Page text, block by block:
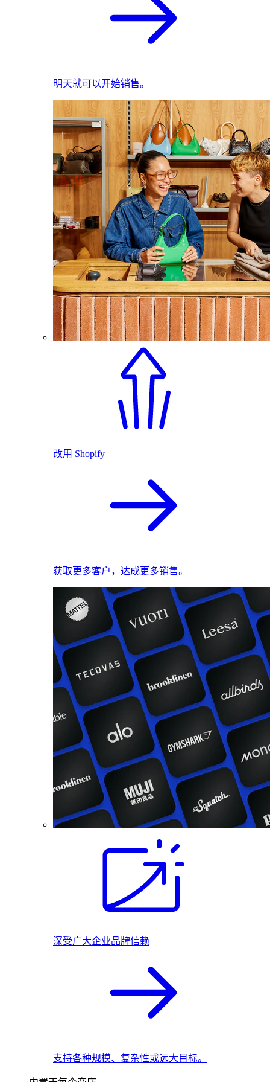
明天就可以开始销售。
改用 Shopify
获取更多客户，达成更多销售。
深受广大企业品牌信赖
支持各种规模、复杂性或远大目标。